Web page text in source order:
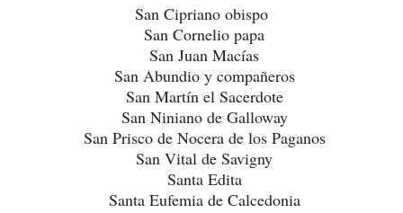
San Cipriano obispo
San Cornelio papa
San Juan Macías
San Abundio y compañeros
San Martín el Sacerdote
San Niniano de Galloway
San Prisco de Nocera de los Paganos
San Vital de Savigny
Santa Edita
Santa Eufemia de Calcedonia